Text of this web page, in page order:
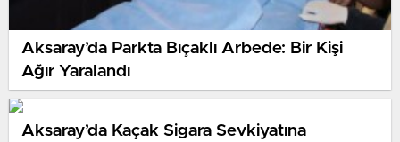
Aksaray’da Parkta Bıçaklı Arbede: Bir Kişi
Ağır Yaralandı
Aksaray’da Kaçak Sigara Sevkiyatına